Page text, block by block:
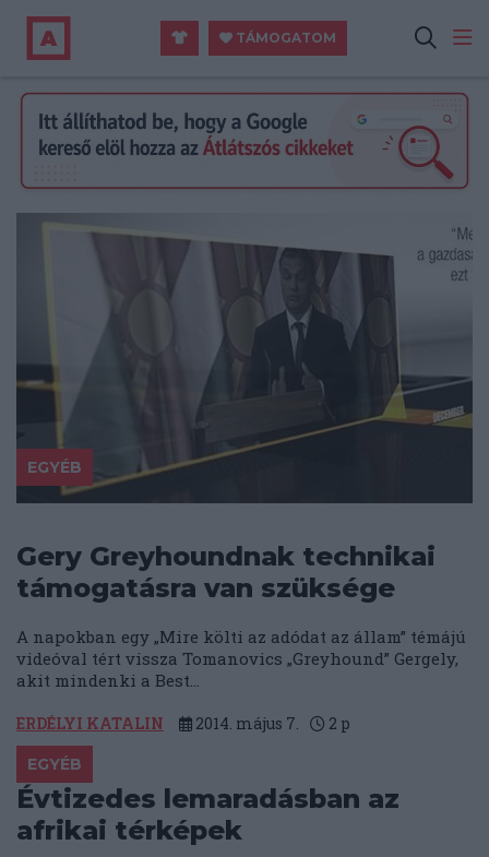
TÁMOGATOM
EGYÉB
Gery Greyhoundnak technikai
támogatásra van szüksége
A napokban egy „Mire költi az adódat az állam” témájú
videóval tért vissza Tomanovics „Greyhound” Gergely,
akit mindenki a Best...
ERDÉLYI KATALIN 2014. május 7. 2 p
EGYÉB
Évtizedes lemaradásban az
afrikai térképek